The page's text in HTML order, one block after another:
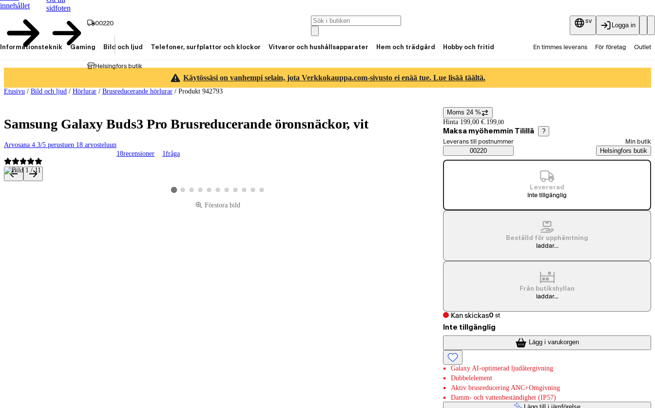
innehållet
sidfoten
00220
Helsingfors butik
sv
Logga in
Informationsteknik Gaming Bild och ljud Telefoner, surfplattor och klockor Vitvaror och hushållsapparater Hem och trädgård Hobby och fritid En timmes leverans För företag Outlet
Käytössäsi on vanhempi selain, jota Verkkokauppa.com-sivusto ei enää tue. Lue lisää täältä.
Etusivu / Bild och ljud / Hörlurar / Brusreducerande hörlurar / Produkt 942793
Samsung Galaxy Buds3 Pro Brusreducerande öronsnäckor, vit
Arvosana 4.3/5 perustuen 18 arvosteluun
18recensioner 1fråga
Produktbilder och videor
Visa produktbild 1
Visa produktbild 2
Visa produktbild 3
Visa produktbild 4
Visa produktbild 5
Visa produktbild 6
Visa produktbild 7
Visa produktbild 8
Visa produktbild 9
Visa produktbild 10
Visa produktbild 11
Förstora bild
Prisinformation
Moms 24 %
Hinta 199,00 €. 199,00
Maksa myöhemmin Tilillä ?
Saatavuustiedot
Välj beställningssätt
Leverans till postnummer
00220
Min butik
Helsingfors butik
Levererad
Inte tillgänglig
Beställd för upphämtning
laddar...
Från butikshyllan
laddar...
Kan skickas0 st
Inte tillgänglig
Lägg i varukorgen
Galaxy AI-optimerad ljudåtergivning
Dubbelelement
Aktiv brusreducering ANC+Omgivning
Damm- och vattenbeständighet (IP57)